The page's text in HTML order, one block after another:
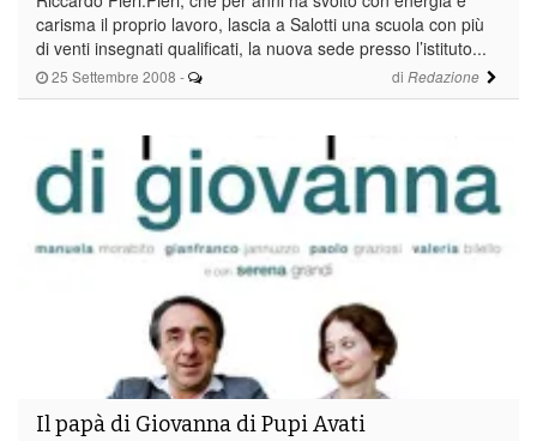
25 Settembre 2008 - di Redazione
carisma il proprio lavoro, lascia a Salotti una scuola con più
di venti insegnati qualificati, la nuova sede presso l’istituto...
Il papà di Giovanna di Pupi Avati